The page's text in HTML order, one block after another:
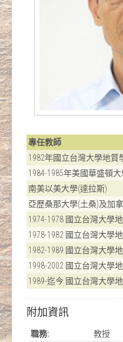
專任教師
1982年國立台灣大學地質
1984-1985年美國華盛頓
南美以美大學(達拉斯)
亞歷桑那大學(土桑)及加
1974-1978 國立台灣大學
1978-1982 國立台灣大學
1982-1989 國立台灣大學
1998-2002 國立台灣大學
1989-迄今 國立台灣大學
附加資訊
職務:
教授